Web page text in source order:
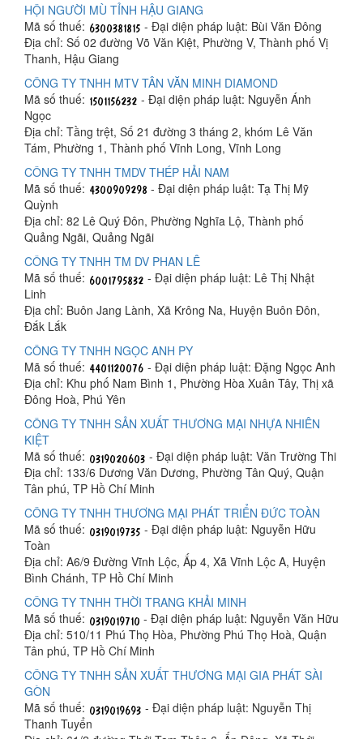
HỘI NGƯỜI MÙ TỈNH HẬU GIANG
Mã số thuế:
- Đại diện pháp luật: Bùi Văn Đông
Địa chỉ: Số 02 đường Võ Văn Kiệt, Phường V, Thành phố Vị
Thanh, Hậu Giang
CÔNG TY TNHH MTV TÂN VĂN MINH DIAMOND
Mã số thuế:
- Đại diện pháp luật: Nguyễn Ánh
Ngọc
Địa chỉ: Tầng trệt, Số 21 đường 3 tháng 2, khóm Lê Văn
Tám, Phường 1, Thành phố Vĩnh Long, Vĩnh Long
CÔNG TY TNHH TMDV THÉP HẢI NAM
Mã số thuế:
- Đại diện pháp luật: Tạ Thị Mỹ
Quỳnh
Địa chỉ: 82 Lê Quý Đôn, Phường Nghĩa Lộ, Thành phố
Quảng Ngãi, Quảng Ngãi
CÔNG TY TNHH TM DV PHAN LÊ
Mã số thuế:
- Đại diện pháp luật: Lê Thị Nhật
Linh
Địa chỉ: Buôn Jang Lành, Xã Krông Na, Huyện Buôn Đôn,
Đắk Lắk
CÔNG TY TNHH NGỌC ANH PY
Mã số thuế:
- Đại diện pháp luật: Đặng Ngọc Anh
Địa chỉ: Khu phố Nam Bình 1, Phường Hòa Xuân Tây, Thị xã
Đông Hoà, Phú Yên
CÔNG TY TNHH SẢN XUẤT THƯƠNG MẠI NHỰA NHIÊN
KIỆT
Mã số thuế:
- Đại diện pháp luật: Văn Trường Thi
Địa chỉ: 133/6 Dương Văn Dương, Phường Tân Quý, Quận
Tân phú, TP Hồ Chí Minh
CÔNG TY TNHH THƯƠNG MẠI PHÁT TRIỂN ĐỨC TOÀN
Mã số thuế:
- Đại diện pháp luật: Nguyễn Hữu
Toàn
Địa chỉ: A6/9 Đường Vĩnh Lộc, Ấp 4, Xã Vĩnh Lộc A, Huyện
Bình Chánh, TP Hồ Chí Minh
CÔNG TY TNHH THỜI TRANG KHẢI MINH
Mã số thuế:
- Đại diện pháp luật: Nguyễn Văn Hữu
Địa chỉ: 510/11 Phú Thọ Hòa, Phường Phú Thọ Hoà, Quận
Tân phú, TP Hồ Chí Minh
CÔNG TY TNHH SẢN XUẤT THƯƠNG MẠI GIA PHÁT SÀI
GÒN
Mã số thuế:
- Đại diện pháp luật: Nguyễn Thị
Thanh Tuyển